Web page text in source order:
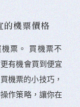
的機票價格
票。 󠀠買機票不
有機會買到便宜
機票的小技巧，
作策略，讓你在